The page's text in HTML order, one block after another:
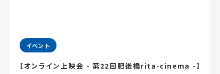
イベント
【オンライン上映会 - 第22回肥後橋rita-cinema -】